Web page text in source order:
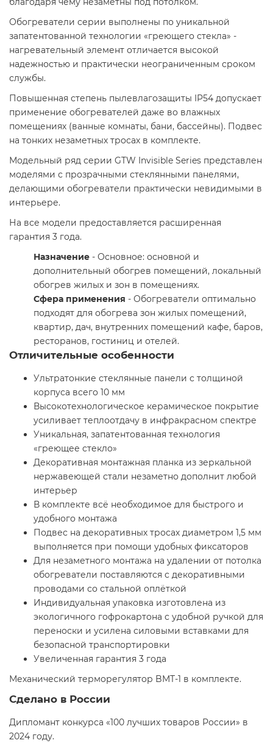
Обогреватели серии выполнены по уникальной
запатентованной технологии «греющего стекла» -
нагревательный элемент отличается высокой
надежностью и практически неограниченным сроком
службы.
Повышенная степень пылевлагозащиты IP54 допускает
применение обогревателей даже во влажных
помещениях (ванные комнаты, бани, бассейны). Подвес
на тонких незаметных тросах в комплекте.
Модельный ряд серии GTW Invisible Series представлен
моделями с прозрачными стеклянными панелями,
делающими обогреватели практически невидимыми в
интерьере.
На все модели предоставляется расширенная
гарантия 3 года.
Назначение - Основное: основной и
дополнительный обогрев помещений, локальный
обогрев жилых и зон в помещениях.
Сфера применения - Обогреватели оптимально
подходят для обогрева зон жилых помещений,
квартир, дач, внутренних помещений кафе, баров,
ресторанов, гостиниц и отелей.
Отличительные особенности
Ультратонкие стеклянные панели с толщиной
корпуса всего 10 мм
Высокотехнологическое керамическое покрытие
усиливает теплоотдачу в инфракрасном спектре
Уникальная, запатентованная технология
«греющее стекло»
Декоративная монтажная планка из зеркальной
нержавеющей стали незаметно дополнит любой
интерьер
В комплекте всё необходимое для быстрого и
удобного монтажа
Подвес на декоративных тросах диаметром 1,5 мм
выполняется при помощи удобных фиксаторов
Для незаметного монтажа на удалении от потолка
обогреватели поставляются с декоративными
проводами со стальной оплёткой
Индивидуальная упаковка изготовлена из
экологичного гофрокартона с удобной ручкой для
переноски и усилена силовыми вставками для
безопасной транспортировки
Увеличенная гарантия 3 года
Механический терморегулятор BMT-1 в комплекте.
Сделано в России
Дипломант конкурса «100 лучших товаров России» в
2024 году.